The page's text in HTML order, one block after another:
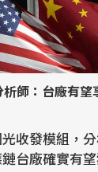
收發模組，
台廠確實有